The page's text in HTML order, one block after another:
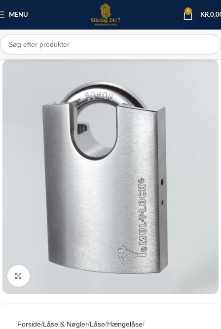
MENU
0
KR.
Click to enlarge
Forside Låse & Nøgler Låse Hængelåse